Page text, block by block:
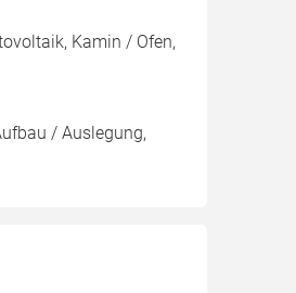
Kamin / Ofen,
/ Auslegung,